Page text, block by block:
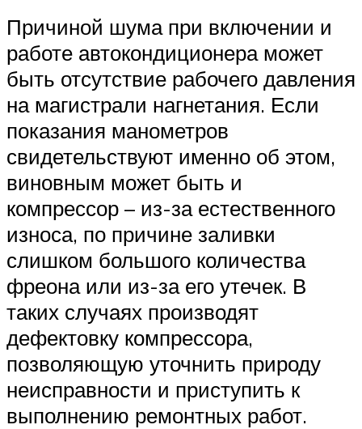
Причиной шума при включении и
работе автокондиционера может
быть отсутствие рабочего давления
на магистрали нагнетания. Если
показания манометров
свидетельствуют именно об этом,
виновным может быть и
компрессор – из-за естественного
износа, по причине заливки
слишком большого количества
фреона или из-за его утечек. В
таких случаях производят
дефектовку компрессора,
позволяющую уточнить природу
неисправности и приступить к
выполнению ремонтных работ.